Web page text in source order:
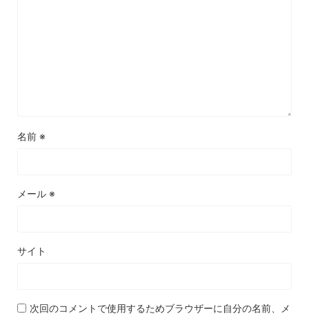
名前 ※
メール ※
サイト
次回のコメントで使用するためブラウザーに自分の名前、メ